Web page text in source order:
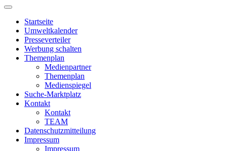
Startseite
Umweltkalender
Presseverteiler
Werbung schalten
Themenplan
Medienpartner
Themenplan
Medienspiegel
Suche-Marktplatz
Kontakt
Kontakt
TEAM
Datenschutzmitteilung
Impressum
Impressum